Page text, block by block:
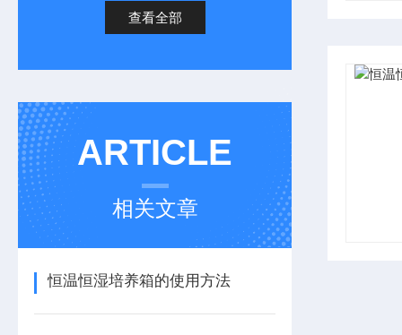
查看全部
ARTICLE
相关文章
恒温恒湿培养箱的使用方法